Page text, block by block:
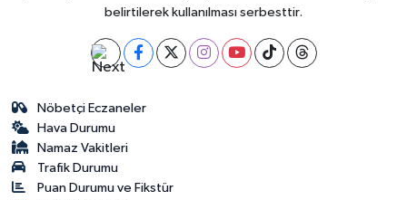
belirtilerek kullanılması serbesttir.
Nöbetçi Eczaneler
Hava Durumu
Namaz Vakitleri
Trafik Durumu
Puan Durumu ve Fikstür